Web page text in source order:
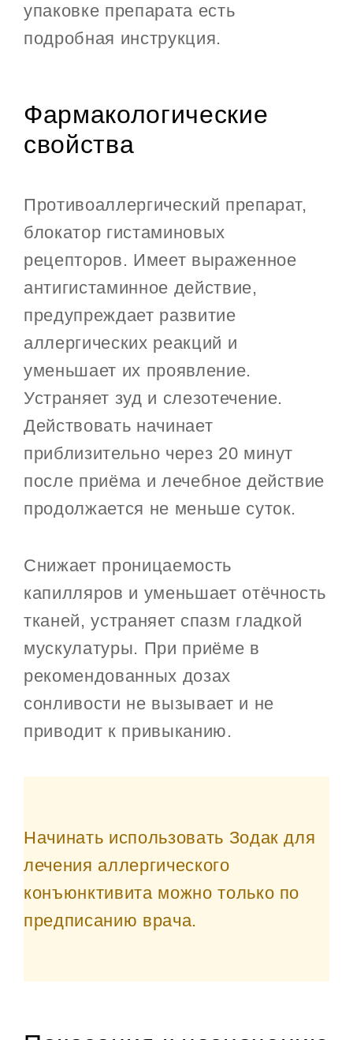
упаковке препарата есть
подробная инструкция.
Фармакологические
свойства
Противоаллергический препарат,
блокатор гистаминовых
рецепторов. Имеет выраженное
антигистаминное действие,
предупреждает развитие
аллергических реакций и
уменьшает их проявление.
Устраняет зуд и слезотечение.
Действовать начинает
приблизительно через 20 минут
после приёма и лечебное действие
продолжается не меньше суток.
Снижает проницаемость
капилляров и уменьшает отёчность
тканей, устраняет спазм гладкой
мускулатуры. При приёме в
рекомендованных дозах
сонливости не вызывает и не
приводит к привыканию.
Начинать использовать Зодак для
лечения аллергического
конъюнктивита можно только по
предписанию врача.